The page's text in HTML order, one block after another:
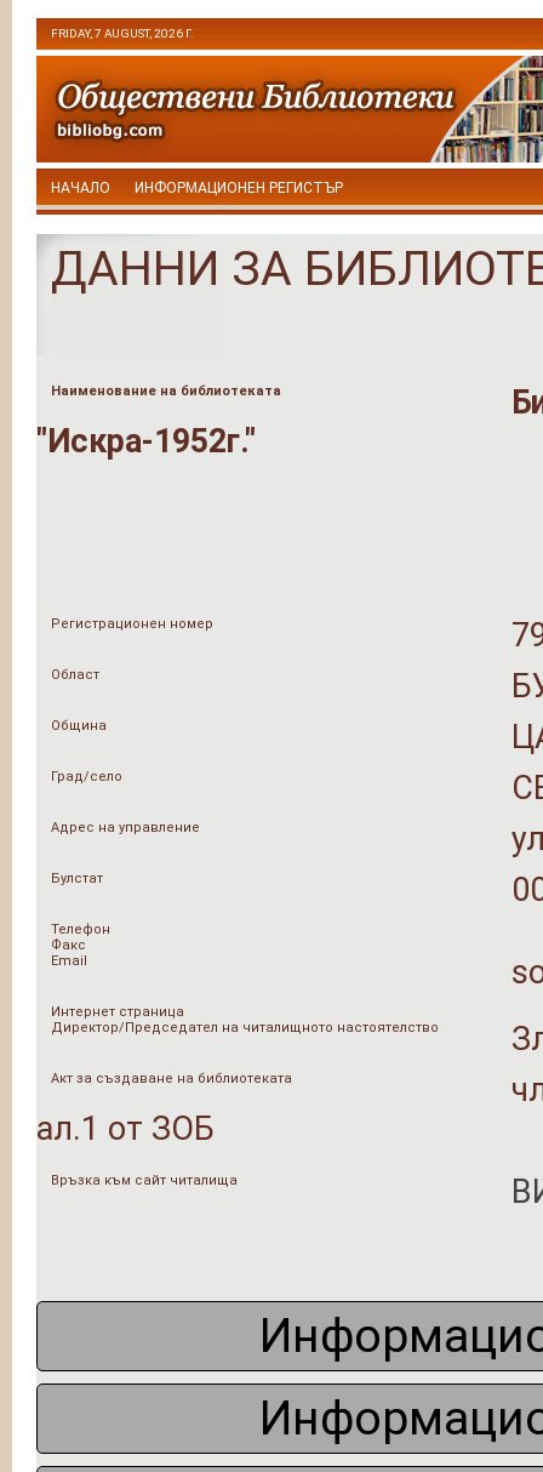
FRIDAY, 7 AUGUST, 2026 Г.
НАЧАЛО ИНФОРМАЦИОНЕН РЕГИСТЪР
ДАННИ ЗА
Наименование на библиотеката
"Искра-1952г."
Регистрационен номер
Област
Община
Град/село
Адрес на управление
Булстат
Телефон
Факс
Email
Интернет страница
Директор/Председател на читалищното настоятелство
Акт за създаване на библиотеката
ал.1 от ЗОБ
Връзка към сайт читалища